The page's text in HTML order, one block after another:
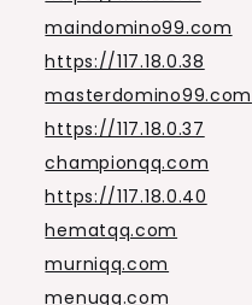
maindomino99.com
https://117.18.0.38
masterdomino99.com
https://117.18.0.37
championqq.com
https://117.18.0.40
hematqq.com
murniqq.com
menuqq.com